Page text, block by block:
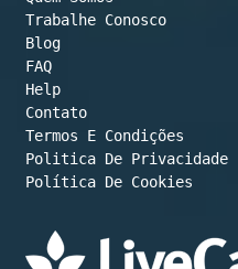
Trabalhe Conosco
Blog
FAQ
Help
Contato
Termos E Condições
Política De Cookies